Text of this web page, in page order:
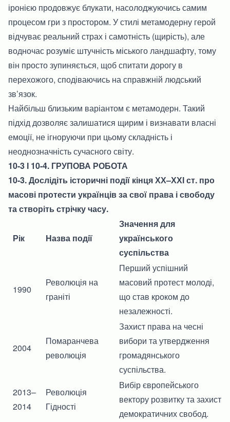
іронією продовжує блукати, насолоджуючись самим
процесом гри з простором. У стилі метамодерну герой
відчуває реальний страх і самотність (щирість), але
водночас розуміє штучність міського ландшафту, тому
він просто зупиняється, щоб спитати дорогу в
перехожого, сподіваючись на справжній людський
зв’язок.
Найбільш близьким варіантом є метамодерн. Такий
підхід дозволяє залишатися щирим і визнавати власні
емоції, не ігноруючи при цьому складність і
неоднозначність сучасного світу.
10-3 І 10-4. ГРУПОВА РОБОТА
10-3. Дослідіть історичні події кінця ХХ–ХХІ ст. про
масові протести українців за свої права і свободу
та створіть стрічку часу.
Рік Назва події
Значення для
українського
суспільства
1990
Революція на
граніті
Перший успішний
масовий протест молоді,
що став кроком до
незалежності.
2004
Помаранчева
революція
Захист права на чесні
вибори та утвердження
громадянського
суспільства.
2013–
2014
Революція
Гідності
Вибір європейського
вектору розвитку та захист
демократичних свобод.